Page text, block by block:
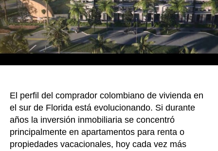
en
North
Miami
Beach
El perfil del comprador colombiano de vivienda en
el sur de Florida está evolucionando. Si durante
años la inversión inmobiliaria se concentró
principalmente en apartamentos para renta o
propiedades vacacionales, hoy cada vez más